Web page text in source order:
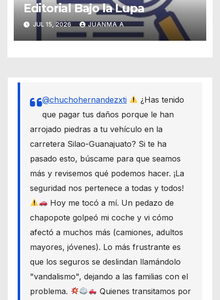
Editorial Bajo la Lupa
JUL 15, 2026 JUANMA A
@chuchohernandezxti
¿Has tenido
que pagar tus daños porque le han
arrojado piedras a tu vehículo en la
carretera Silao-Guanajuato? Si te ha
pasado esto, búscame para que seamos
más y revisemos qué podemos hacer. ¡La
seguridad nos pertenece a todas y todos!
Hoy me tocó a mí. Un pedazo de
chapopote golpeó mi coche y vi cómo
afectó a muchos más (camiones, adultos
mayores, jóvenes). Lo más frustrante es
que los seguros se deslindan llamándolo
"vandalismo", dejando a las familias con el
problema.
Quienes transitamos por